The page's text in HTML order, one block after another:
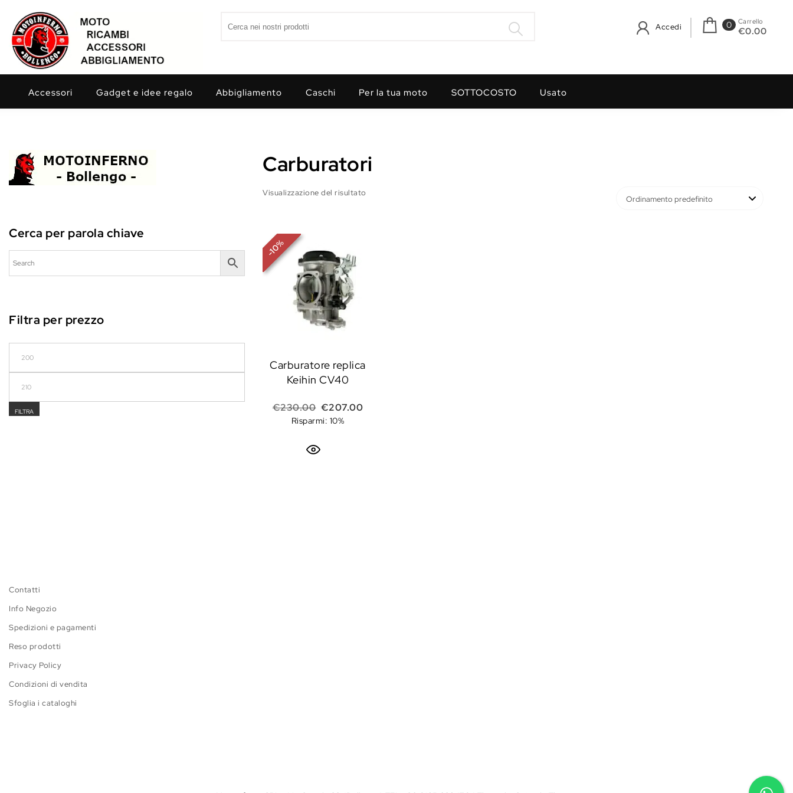
Accedi
0 Carrello
€0.00
Accessori Gadget e idee regalo Abbigliamento Caschi Per la tua moto SOTTOCOSTO Usato
Cerca per parola chiave
Filtra per prezzo
FILTRA
Carburatori
Visualizzazione del risultato
-
10
%
Carburatore replica
Keihin CV40
€230.00 Il prezzo originale era: €230.00.
€207.00Il prezzo attuale è: €207.00.
Risparmi: 10%
Contatti
Info Negozio
Spedizioni e pagamenti
Reso prodotti
Privacy Policy
Condizioni di vendita
Sfoglia i cataloghi